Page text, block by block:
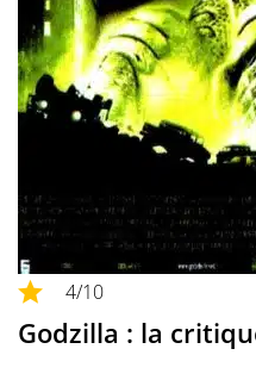
4/10
Godzilla : la